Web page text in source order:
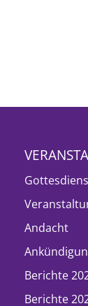
Andacht
Berichte
Berichte